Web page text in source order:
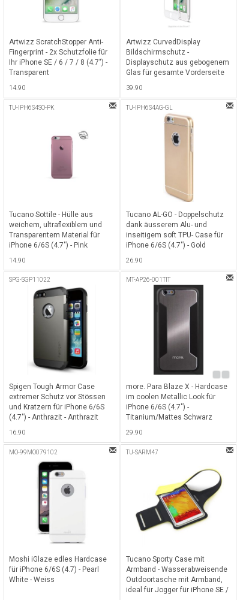
Artwizz ScratchStopper Anti-
Fingerprint - 2x Schutzfolie für
Ihr iPhone SE / 6 / 7 / 8 (4.7") -
Transparent
14.90
Artwizz CurvedDisplay
Bildschirmschutz -
Displayschutz aus gebogenem
Glas für gesamte Vorderseite
SE / 6 / 7 / 8 (4.7") Displays -
39.90
TU-IPH6S4SO-PK
Tucano Sottile - Hülle aus
weichem, ultraflexiblem und
Transparentem Material für
iPhone 6/6S (4.7") - Pink
14.90
TU-IPH6S4AG-GL
Tucano AL-GO - Doppelschutz
dank äusserem Alu- und
inseitigem soft TPU- Case für
iPhone 6/6S (4.7") - Gold
26.90
SPG-SGP11022
Spigen Tough Armor Case
extremer Schutz vor Stössen
und Kratzern für iPhone 6/6S
(4.7") - Anthrazit - Anthrazit
16.90
MT-AP26-001TIT
more. Para Blaze X - Hardcase
im coolen Metallic Look für
iPhone 6/6S (4.7") -
Titanium/Mattes Schwarz
29.90
MO-99MO079102
Moshi iGlaze edles Hardcase
für iPhone 6/6S (4.7) - Pearl
White - Weiss
TU-SARM47
Tucano Sporty Case mit
Armband - Wasserabweisende
Outdoortasche mit Armband,
ideal für Jogger für iPhone SE /